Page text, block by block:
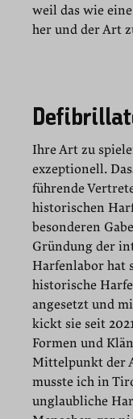
weil das wie
her und der Art
Ihre Art zu
exzeptionell.
führende
historischen
besonderen
Gründung der
Harfenlabor hat
historische
angesetzt und
kickt sie seit
Formen und
Mittelpunkt der
musste ich in
unglaubliche